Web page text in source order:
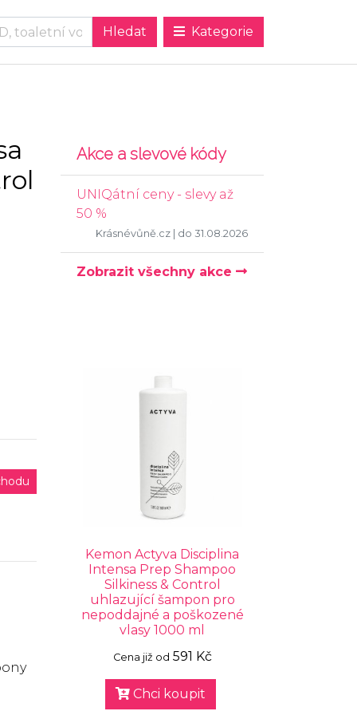
Kategorie
Akce a slevové kódy
UNIQátní ceny - slevy až
50 %
Krásnévůně.cz | do 31.08.2026
Zobrazit všechny akce
Kemon Actyva Disciplina
Intensa Prep Shampoo
Silkiness & Control
uhlazující šampon pro
nepoddajné a poškozené
vlasy 1000 ml
Cena již od 591 Kč
Chci koupit